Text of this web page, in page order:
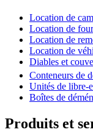
Location de
Location de
Location de
Location de
Diables et
Conteneurs de
Unités de libre-
Boîtes de
Produits et